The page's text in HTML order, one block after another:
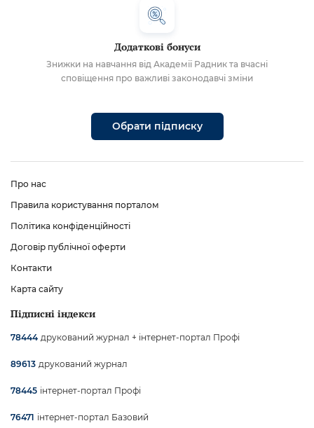
Додаткові бонуси
Знижки на навчання від Академії Радник та вчасні
сповіщення про важливі законодавчі зміни
Обрати підписку
Про нас
Правила користування порталом
Політика конфіденційності
Договір публічної оферти
Контакти
Карта сайту
Підписні індекси
78444 друкований журнал + інтернет-портал Профі
89613 друкований журнал
78445 інтернет-портал Профі
76471 інтернет-портал Базовий